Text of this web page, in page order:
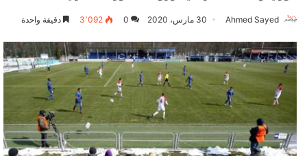
Ahmed Sayed 30 مارس، 2020 0 3٬092 دقيقة واحدة